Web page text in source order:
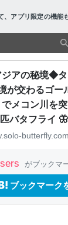
、 アプリ限定の機能
アの秘境◆タ
が交わるゴー
メコン川を
バタフライ
butterfly.com
がブックマ
ブックマーク